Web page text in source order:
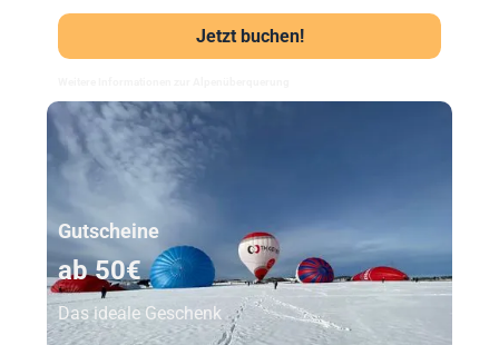
Jetzt buchen!
Unser Beststeller
Gutscheine
ab 50€
Das ideale Geschenk